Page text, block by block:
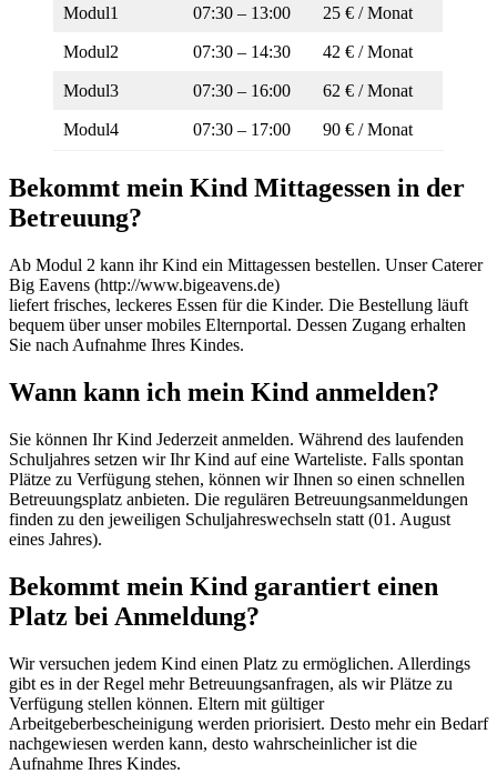
Modul1 07:30 – 13:00 25 € / Monat
Modul2 07:30 – 14:30 42 € / Monat
Modul3 07:30 – 16:00 62 € / Monat
Modul4 07:30 – 17:00 90 € / Monat
Bekommt mein Kind Mittagessen in der
Betreuung?
Ab Modul 2 kann ihr Kind ein Mittagessen bestellen. Unser Caterer
Big Eavens (http://www.bigeavens.de)
liefert frisches, leckeres Essen für die Kinder. Die Bestellung läuft
bequem über unser mobiles Elternportal. Dessen Zugang erhalten
Sie nach Aufnahme Ihres Kindes.
Wann kann ich mein Kind anmelden?
Sie können Ihr Kind Jederzeit anmelden. Während des laufenden
Schuljahres setzen wir Ihr Kind auf eine Warteliste. Falls spontan
Plätze zu Verfügung stehen, können wir Ihnen so einen schnellen
Betreuungsplatz anbieten. Die regulären Betreuungsanmeldungen
finden zu den jeweiligen Schuljahreswechseln statt (01. August
eines Jahres).
Bekommt mein Kind garantiert einen
Platz bei Anmeldung?
Wir versuchen jedem Kind einen Platz zu ermöglichen. Allerdings
gibt es in der Regel mehr Betreuungsanfragen, als wir Plätze zu
Verfügung stellen können. Eltern mit gültiger
Arbeitgeberbescheinigung werden priorisiert. Desto mehr ein Bedarf
nachgewiesen werden kann, desto wahrscheinlicher ist die
Aufnahme Ihres Kindes.